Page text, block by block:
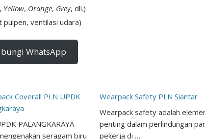
Yellow, Orange, Grey, dll.)
pulpen, ventilasi udara)
WhatsApp
Coverall PLN UPDK
PALANGKARAYA
seragam biru
Wearpack Safety PLN Siantar
Wearpack safety adalah
penting dalam perlindungan
pekerja di …